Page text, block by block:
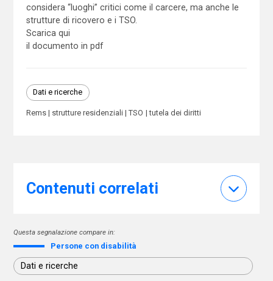
considera “luoghi” critici come il carcere, ma anche le
strutture di ricovero e i TSO.
Scarica qui
il documento in pdf
Dati e ricerche
Rems strutture residenziali TSO tutela dei diritti
Contenuti correlati
Questa segnalazione compare in:
Persone con disabilità
Dati e ricerche